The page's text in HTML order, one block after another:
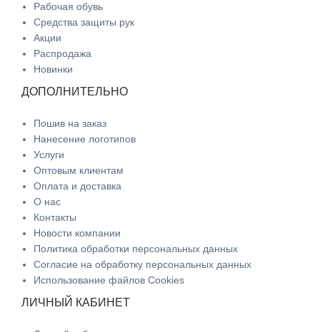
Рабочая обувь
Средства защиты рук
Акции
Распродажа
Новинки
ДОПОЛНИТЕЛЬНО
Пошив на заказ
Нанесение логотипов
Услуги
Оптовым клиентам
Оплата и доставка
О нас
Контакты
Новости компании
Политика обработки персональных данных
Согласие на обработку персональных данных
Использование файлов Cookies
ЛИЧНЫЙ КАБИНЕТ